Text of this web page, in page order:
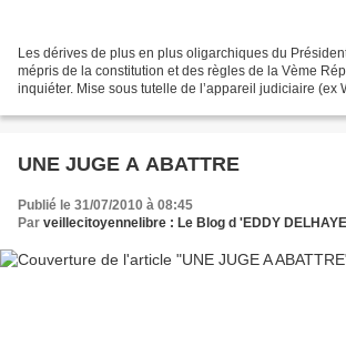
Les dérives de plus en plus oligarchiques du
mépris de la constitution et des règles de la Vème
inquiéter. Mise sous tutelle de l’appareil judiciaire (ex
UNE JUGE A ABATTRE
Publié le 31/07/2010 à 08:45
Par veillecitoyennelibre : Le Blog d 'EDDY DELHAYE